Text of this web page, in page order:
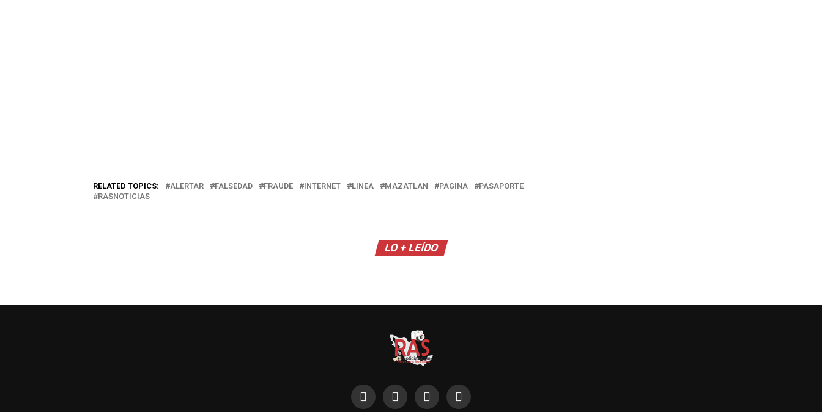
RELATED TOPICS: ALERTAR FALSEDAD FRAUDE INTERNET LINEA MAZATLAN PAGINA
PASAPORTE
RASNOTICIAS
LO + LEÍDO